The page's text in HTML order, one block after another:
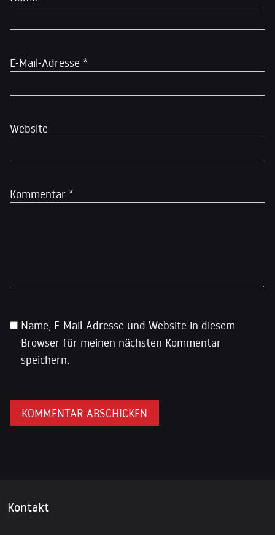
Kommentar *
E-Mail-Adresse *
Website
Name, E-Mail-Adresse und Website in diesem
Browser für meinen nächsten Kommentar
speichern.
Kontakt